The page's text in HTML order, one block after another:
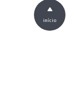
início